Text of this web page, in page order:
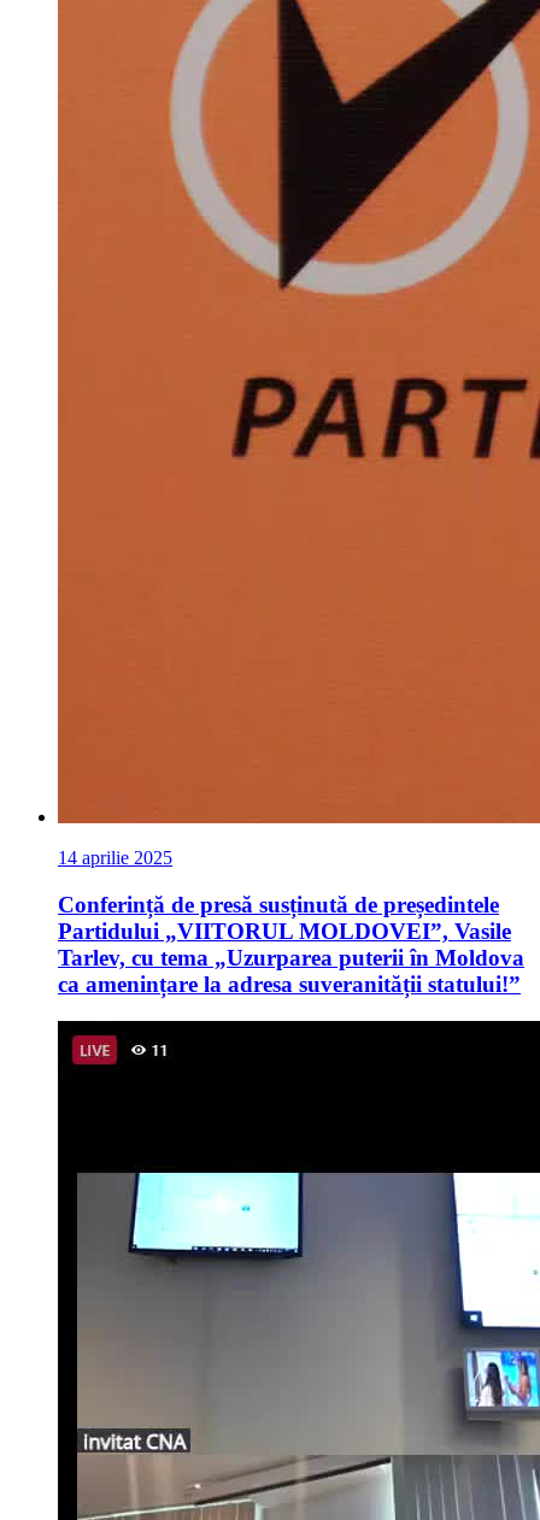
14 aprilie 2025
Conferință de presă susținută de președintele
Partidului „VIITORUL MOLDOVEI”, Vasile
Tarlev, cu tema „Uzurparea puterii în Moldova
ca amenințare la adresa suveranității statului!”